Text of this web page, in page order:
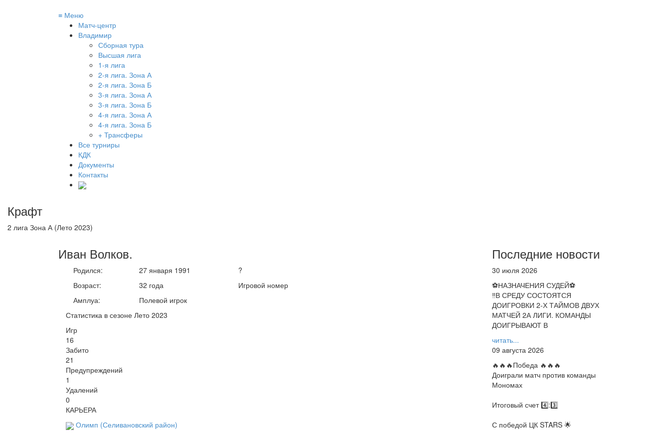
≡ Меню
Матч-центр
Владимир
Сборная тура
Высшая лига
1-я лига
2-я лига. Зона А
2-я лига. Зона Б
3-я лига. Зона А
3-я лига. Зона Б
4-я лига. Зона А
4-я лига. Зона Б
+ Трансферы
Все турниры
КДК
Документы
Контакты
Крафт
2 лига Зона А (Лето 2023)
Иван Волков.
Родился:
Возраст:
Амплуа:
27 января 1991
32 года
Полевой игрок
?
Игровой номер
Статистика в сезоне Лето 2023
Игр
16
Забито
21
Предупреждений
1
Удалений
0
КАРЬЕРА
Олимп (Селивановский район)
Последние новости
30 июля 2026
⚽НАЗНАЧЕНИЯ СУДЕЙ⚽
‼В СРЕДУ СОСТОЯТСЯ
ДОИГРОВКИ 2-Х ТАЙМОВ ДВУХ
МАТЧЕЙ 2А ЛИГИ. КОМАНДЫ
ДОИГРЫВАЮТ В
читать...
09 августа 2026
🔥🔥🔥Победа 🔥🔥🔥
Доиграли матч против команды
Мономах
Итоговый счет 4️⃣:3️⃣
С победой ЦК STARS 🌟